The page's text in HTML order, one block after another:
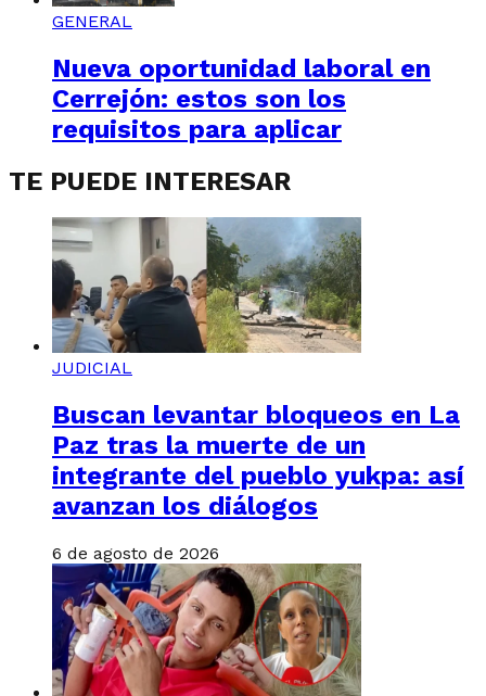
GENERAL
Nueva oportunidad laboral en
Cerrejón: estos son los
requisitos para aplicar
TE PUEDE INTERESAR
JUDICIAL
Buscan levantar bloqueos en La
Paz tras la muerte de un
integrante del pueblo yukpa: así
avanzan los diálogos
6 de agosto de 2026